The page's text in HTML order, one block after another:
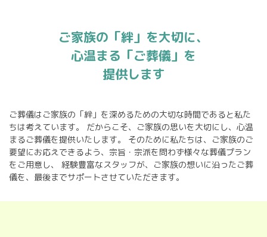
ご家族の「絆」を大切に、
心温まる「ご葬儀」を
提供します
ご葬儀はご家族の「絆」を深めるための大切な時間であると私た
ちは考えています。
だからこそ、ご家族の思いを大切にし、心温
まるご葬儀を提供いたします。
そのために私たちは、ご家族のご
要望にお応えできるよう、宗旨・宗派を問わず様々な葬儀プラン
をご用意し、
経験豊富なスタッフが、ご家族の想いに沿ったご葬
儀を、最後までサポートさせていただきます。